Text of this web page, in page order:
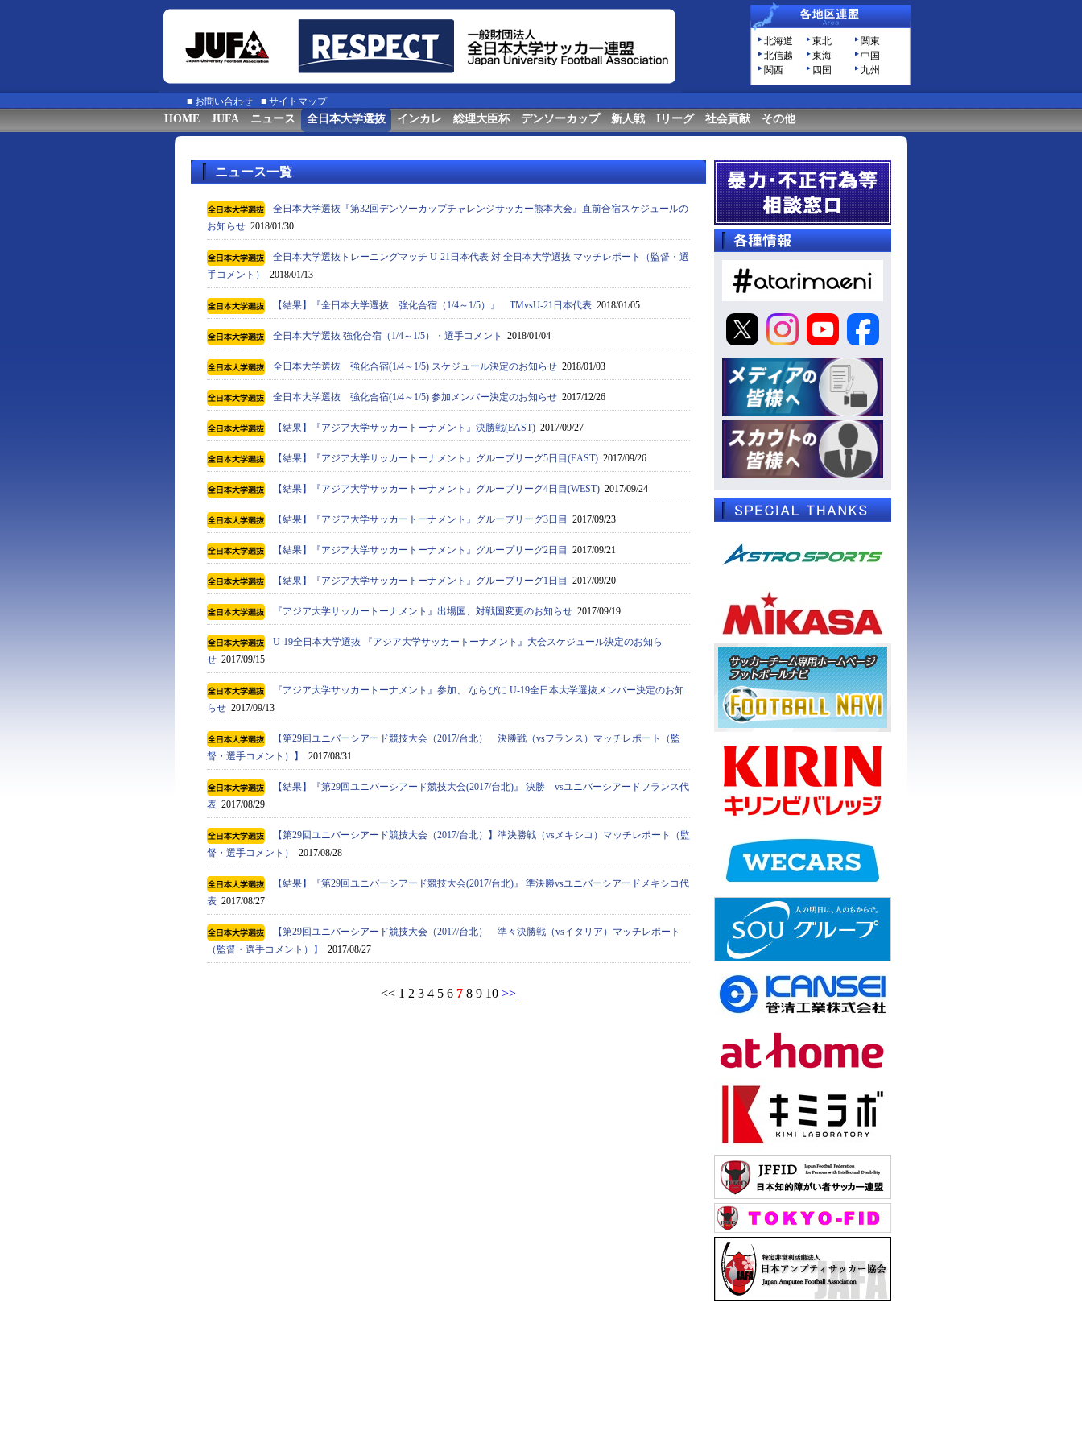
北海道 東北
関東
北信越
東海
中国
関西
四国 九州
■ お問い合わせ ■ サイトマップ
HOME JUFA ニュース 全日本大学選抜 インカレ 総理大臣杯 デンソーカップ 新人戦 Iリーグ 社会貢献 その他
ニュース一覧
全日本大学選抜『第32回デンソーカップチャレンジサッカー熊本大会』直前合宿スケジュールの
お知らせ 2018/01/30
全日本大学選抜トレーニングマッチ U-21日本代表 対 全日本大学選抜 マッチレポート（監督・選
手コメント）
2018/01/13
【結果】『全日本大学選抜 強化合宿（1/4～1/5）』 TMvsU-21日本代表 2018/01/05
全日本大学選抜 強化合宿（1/4～1/5）・選手コメント 2018/01/04
全日本大学選抜 強化合宿(1/4～1/5) スケジュール決定のお知らせ 2018/01/03
全日本大学選抜 強化合宿(1/4～1/5) 参加メンバー決定のお知らせ 2017/12/26
【結果】『アジア大学サッカートーナメント』決勝戦(EAST) 2017/09/27
【結果】『アジア大学サッカートーナメント』グループリーグ5日目(EAST) 2017/09/26
【結果】『アジア大学サッカートーナメント』グループリーグ4日目(WEST) 2017/09/24
【結果】『アジア大学サッカートーナメント』グループリーグ3日目 2017/09/23
【結果】『アジア大学サッカートーナメント』グループリーグ2日目 2017/09/21
【結果】『アジア大学サッカートーナメント』グループリーグ1日目 2017/09/20
『アジア大学サッカートーナメント』出場国、対戦国変更のお知らせ 2017/09/19
U-19全日本大学選抜 『アジア大学サッカートーナメント』大会スケジュール決定のお知ら
せ 2017/09/15
『アジア大学サッカートーナメント』参加、 ならびに U-19全日本大学選抜メンバー決定のお知
らせ 2017/09/13
【第29回ユニバーシアード競技大会（2017/台北） 決勝戦（vsフランス）マッチレポート（監
督・選手コメント）】
2017/08/31
【結果】『第29回ユニバーシアード競技大会(2017/台北)』 決勝 vsユニバーシアードフランス代
表 2017/08/29
【第29回ユニバーシアード競技大会（2017/台北）】準決勝戦（vsメキシコ）マッチレポート（監
督・選手コメント）
2017/08/28
【結果】『第29回ユニバーシアード競技大会(2017/台北)』 準決勝vsユニバーシアードメキシコ代
表 2017/08/27
【第29回ユニバーシアード競技大会（2017/台北） 準々決勝戦（vsイタリア）マッチレポート
（監督・選手コメント）】
2017/08/27
<< 1 2 3 4 5 6 7 8 9 10 >>